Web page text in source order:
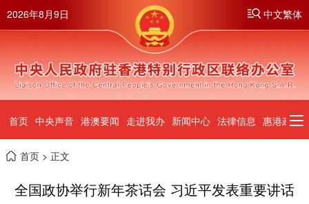
2026年8月9日 中文繁体
首页 中央声音 港澳要闻 走进我办 新闻中心 法律信息 惠港政策
首页> 正文
全国政协举行新年茶话会 习近平发表重要讲话